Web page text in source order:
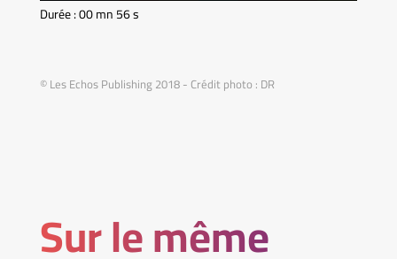
Durée : 00 mn 56 s
© Les Echos Publishing 2018 - Crédit photo : DR
Sur le même